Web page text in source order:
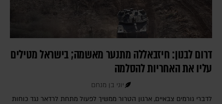
דרום לבנון: חיזבאללה מתנער מאשמה; בישראל מטילים
עליו את האחריות להסלמה
יוני בן מנחם
לדברי גורמים צבאיים, ארגון הטרור ממשיך לפעול מתחת לרדאר נגד כוחות